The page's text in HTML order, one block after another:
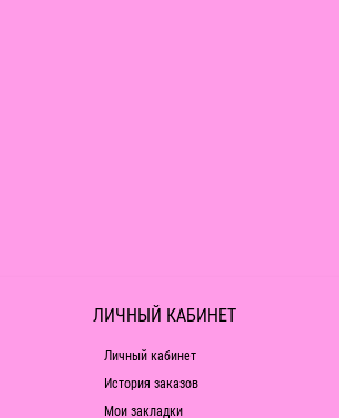
ЛИЧНЫЙ КАБИНЕТ
Личный кабинет
История заказов
Мои закладки